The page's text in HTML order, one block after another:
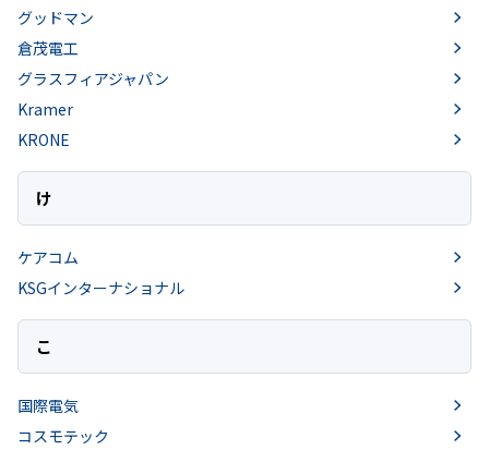
グッドマン
倉茂電工
グラスフィアジャパン
Kramer
KRONE
け
ケアコム
KSGインターナショナル
こ
国際電気
コスモテック